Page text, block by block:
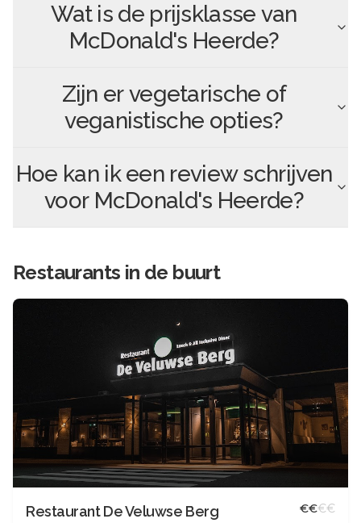
Wat is de prijsklasse van
McDonald's Heerde?
Zijn er vegetarische of
veganistische opties?
Hoe kan ik een review schrijven
voor McDonald's Heerde?
Restaurants in de buurt
Restaurant De Veluwse Berg €€€€